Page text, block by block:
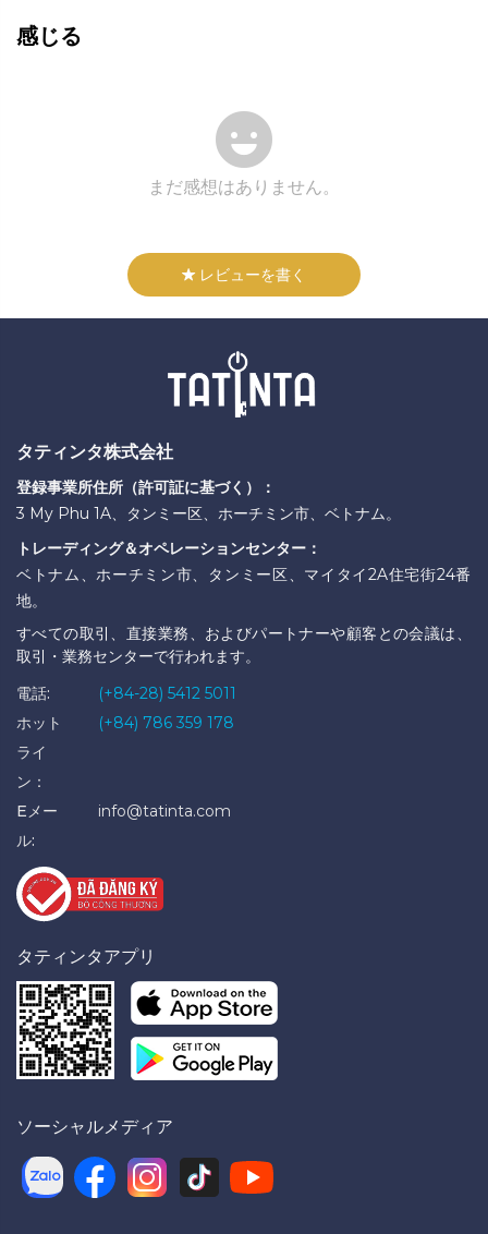
感じる
まだ感想はありません。
レビューを書く
タティンタ株式会社
登録事業所住所（許可証に基づく）：
3 My Phu 1A、タンミー区、ホーチミン市、ベトナム。
トレーディング＆オペレーションセンター：
ベトナム、ホーチミン市、タンミー区、マイタイ2A住宅街24番
地。
すべての取引、直接業務、およびパートナーや顧客との会議は、
取引・業務センターで行われます。
電話:
(+84-28) 5412 5011
ホット
ライ
ン：
(+84) 786 359 178
Eメー
ル:
info@tatinta.com
タティンタアプリ
ソーシャルメディア